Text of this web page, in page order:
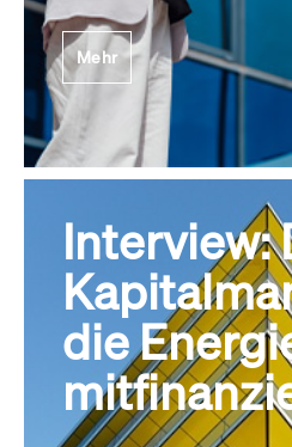
Mehr
Interview:
die